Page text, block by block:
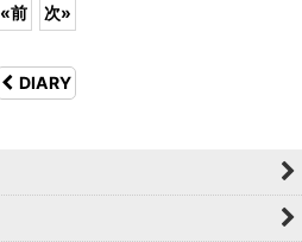
«前 次»
DIARY